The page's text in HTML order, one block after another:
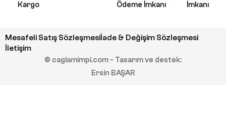
Kargo
Ödeme İmkanı
İmkanı
Mesafeli Satış Sözleşmesiİade & Değişim Sözleşmesi
İletişim
© caglamimpi.com - Tasarım ve destek:
Ersin BAŞAR